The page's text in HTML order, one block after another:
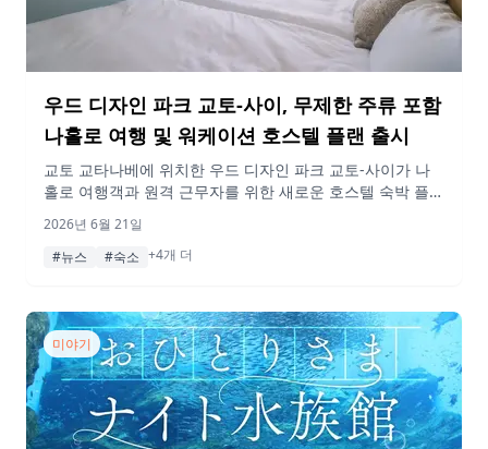
우드 디자인 파크 교토-사이, 무제한 주류 포함
나홀로 여행 및 워케이션 호스텔 플랜 출시
교토 교타나베에 위치한 우드 디자인 파크 교토-사이가 나
홀로 여행객과 원격 근무자를 위한 새로운 호스텔 숙박 플랜
반입 가능, 24시간 카페 라운지 이용 혜택이 포함됩니다.
2026년 6월 21일
#뉴스
#숙소 +4개 더
미야기